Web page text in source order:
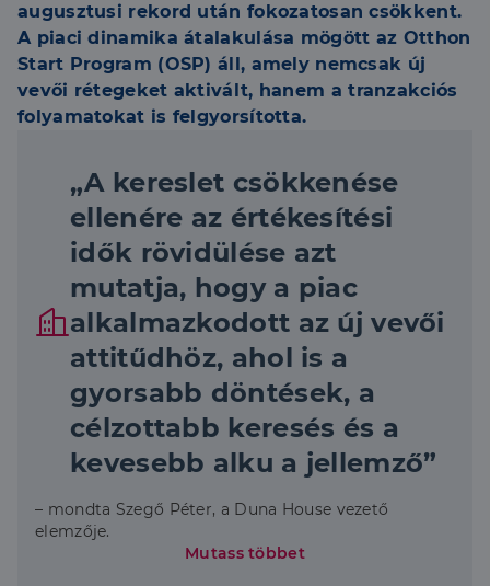
augusztusi rekord után fokozatosan csökkent.
A piaci dinamika átalakulása mögött az Otthon
Start Program (OSP) áll, amely nemcsak új
vevői rétegeket aktivált, hanem a tranzakciós
folyamatokat is felgyorsította.
„A kereslet csökkenése
ellenére az értékesítési
idők rövidülése azt
mutatja, hogy a piac
alkalmazkodott az új vevői
attitűdhöz, ahol is a
gyorsabb döntések, a
célzottabb keresés és a
kevesebb alku a jellemző”
– mondta Szegő Péter, a Duna House vezető
elemzője.
Mutass többet